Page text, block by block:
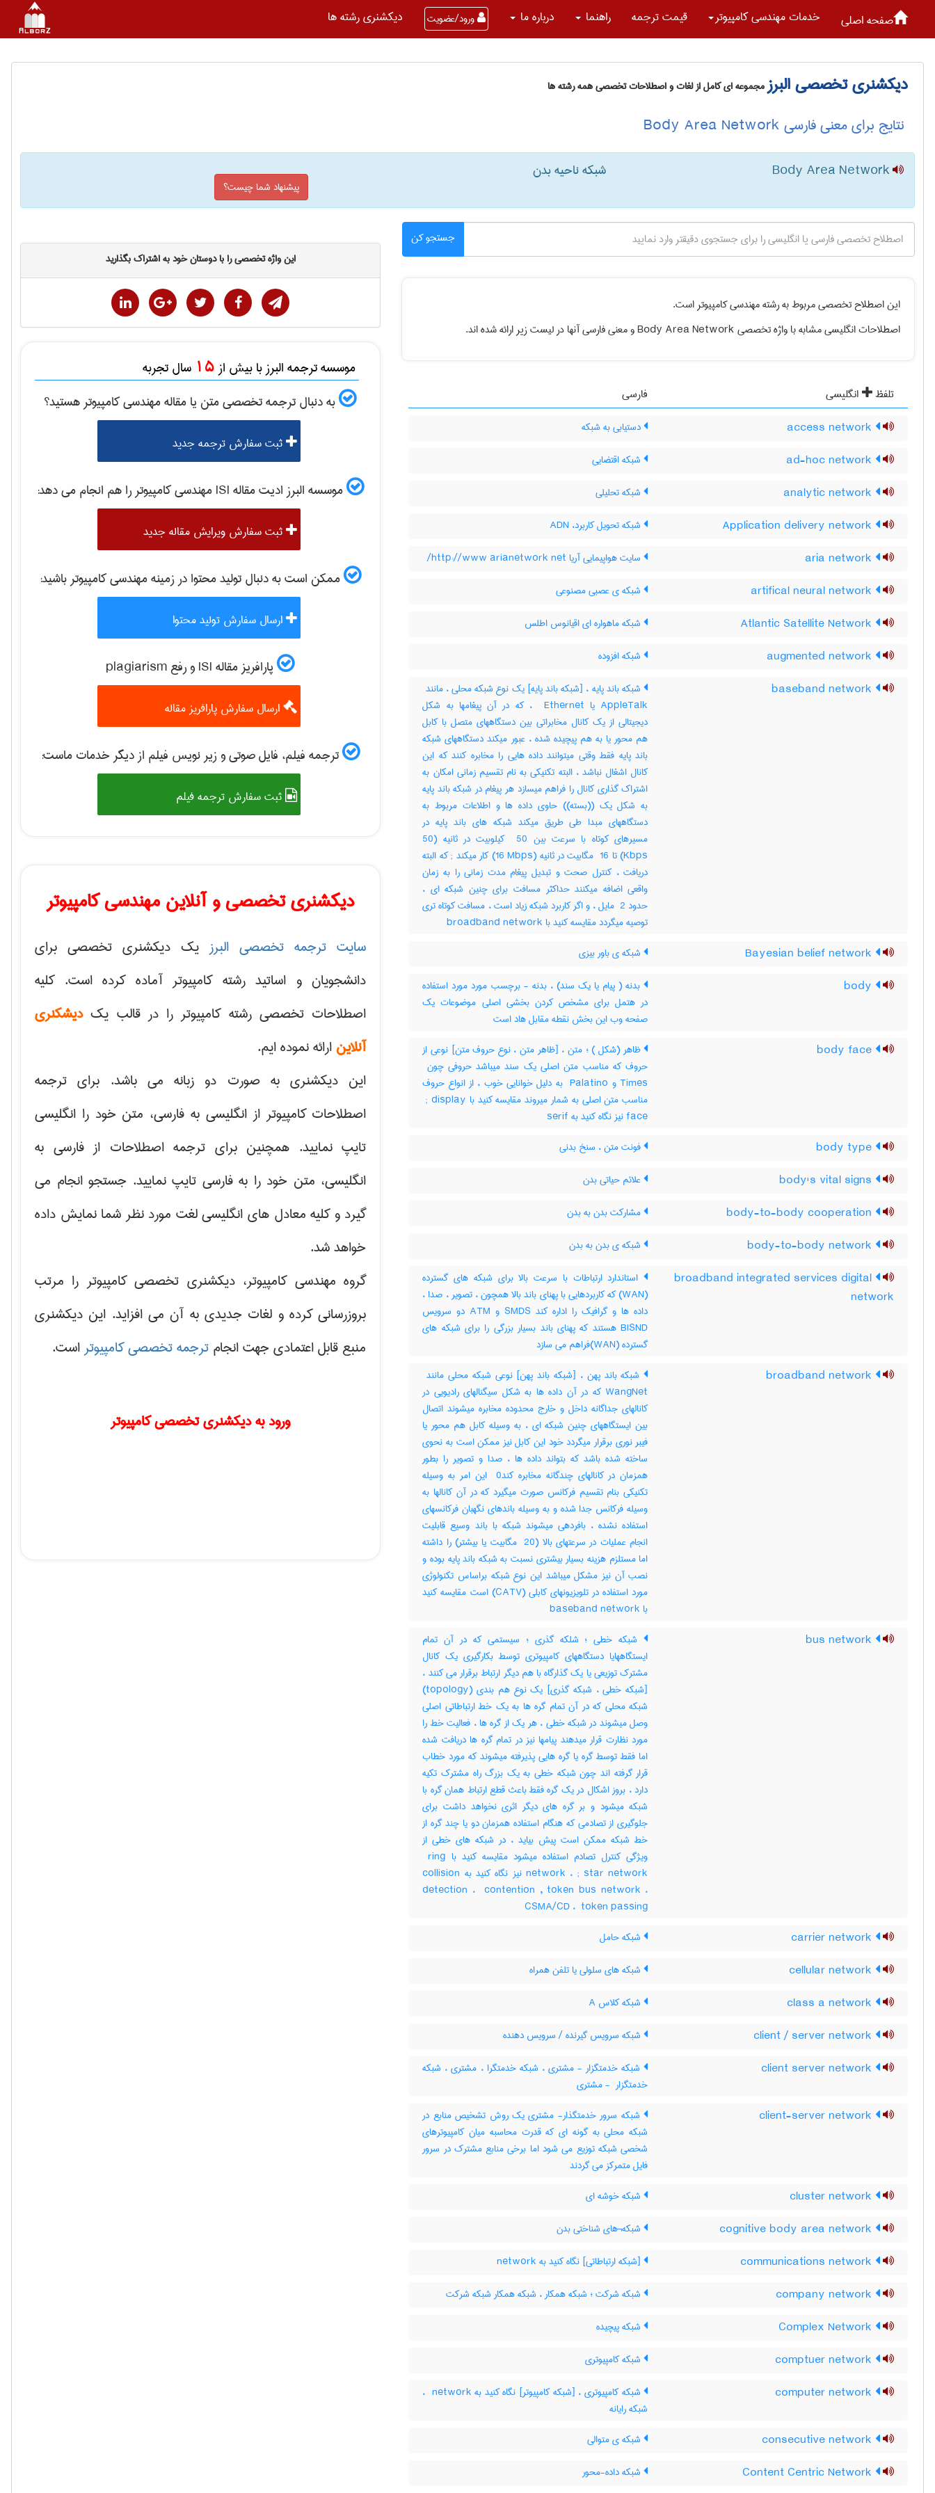
صفحه اصلی خدمات مهندسی كامپيوتر قیمت ترجمه راهنما درباره ما ورود/عضویت دیکشنری رشته ها
دیکشنری تخصصی البرزمجموعه ای کامل از لغات و اصطلاحات تخصصی همه رشته ها
نتایج برای معنی فارسی Body Area Network
Body Area Network شبکه ناحیه بدن
پیشنهاد شما چیست؟
جستجو کن
این اصطلاح تخصصی مربوط به رشتهمهندسی كامپيوتراست.
اصطلاحات انگلیسی مشابه با واژه تخصصیBody Area Networkو معنی فارسی آنها در لیست زیر ارائه شده اند.
تلفظ انگلیسی
فارسی
دستیابی به شبکه
شبکه اقتضایی
شبکه تحلیلی
شبکه تحویل کاربرد، ADN
سایت هواپیمایی آریا http://www arianetwork net/
شبکه ی عصبی مصنوعی
شبکه ماهواره ای اقیانوس اطلس
شبکه افزوده
AppleTalk یا ‎ Ethernet ، که در آن پیغامها به شکل
دیجیتالی از یک کانال مخابراتی بین دستگاههای متصل با کابل
هم محور یا به هم پیچیده شده ، عبور میکند دستگاههای شبکه
باند پایه فقط وقتی میتوانند داده هایی را مخابره کنند که این
کانال اشغال نباشد ، البته تکنیکی به نام تقسیم زمانی امکان به
اشتراک گذاری کانال را فراهم میسازد هر پیغام در شبکه باند پایه
به شکل یک ((بسته)) حاوی داده ها و اطلاعات مربوط به
دستگاههای مبدا طی طریق میکند شبکه های باند پایه در
مسیرهای کوتاه با سرعت بین ‎ 50 کیلوبیت در ثانیه (‎50
Kbps) تا ‎ 16 مگابیت در ثانیه (‎16 Mbps) کار میکند‎ ; که البته
دریافت ، کنترل صحت و تبدیل پیغام مدت زمانی را به زمان
واقعی اضافه میکنند حداکثر مسافت برای چنین شبکه ای ،
حدود ‎ 2 مایل ، و اگر کاربرد شبکه زیاد است ، مسافت کوتاه تری
توصیه میگردد مقایسه کنید با ‎ broadband network
شبکه ی باور بیزی
بدنه ( پیام یا یک سند) ، بدنه - برچسب مورد مورد استفاده
در هتمل برای مشخص کردن بخشی اصلی موضوعات یک
صفحه وب این بخش نقطه مقابل هاد است
ظاهر (شکل ) ؛ متن ، [ظاهر متن ، نوع حروف متن] نوعی از
Times و ‎ Palatino به دلیل خوانایی خوب ، از انواع حروف
مناسب متن اصلی به شمار میروند مقایسه کنید با ‎ ; display
face نیز نگاه کنید به ‎ serif
فونت متن ، سنخ بدنی
علائم حیاتی بدن
مشارکت بدن به بدن
شبکه ی بدن به بدن
broadband integrated services digital
network
استاندارد ارتباطات با سرعت بالا برای شبکه های گسترده
(WAN) که کاربردهایی با پهنای باند بالا همچون ، تصویر ، صدا ،
داده ها و گرافیک را اداره کند SMDS و ATM دو سرویس
BISND هستند که پهنای باند بسیار بزرگی را برای شبکه های
گسترده (WAN)فراهم می سازد
WangNet که در آن داده ها به شکل سیگنالهای رادیویی در
کانالهای جداگانه داخل و خارج محدوده مخابره میشوند اتصال
بین ایستگاههای چنین شبکه ای ، به وسیله کابل هم محور یا
فیبر نوری برقرار میگردد خود این کابل نیز ممکن است به نحوی
ساخته شده باشد که بتواند داده ها ، صدا و تصویر را بطور
همزمان در کانالهای چندگانه مخابره کند‎ 0 این امر به وسیله
تکنیکی بنام تقسیم فرکانس صورت میگیرد که در آن کانالها به
وسیله فرکانس جدا شده و به وسیله باندهای نگهبان فرکانسهای
استفاده نشده ، بافردهی میشوند شبکه با باند وسیع قابلیت
انجام عملیات در سرعتهای بالا (‎ 20 مگابیت یا بیشتر) را داشته
اما مستلزم هزینه بسیار بیشتری نسبت به شبکه باند پایه بوده و
نصب آن نیز مشکل میباشد این نوع شبکه براساس تکنولوژی
مورد استفاده در تلویزیونهای کابلی (‎CATV) است مقایسه کنید
با ‎ baseband network
شبکه خطی ؛ شلکه گذری ؛ سیستمی که در آن تمام
ایستگاههایا دستگاههای کامپیوتری توسط بکارگیری یک کانال
مشترک توزیعی یا یک گذارگاه با هم دیگر ارتباط برقرار می کنند ،
[شبکه خطی ، شبکه گذری] یک نوع هم بندی (‎topology)
شبکه محلی که در آن تمام گره ها به یک خط ارتباطاتی اصلی
وصل میشوند در شبکه خطی ، هر یک از گره ها ، فعالیت خط را
مورد نظارت قرار میدهند پیامها نیز در تمام گره ها دریافت شده
اما فقط توسط گره یا گره هایی پذیرفته میشوند که مورد خطاب
قرار گرفته اند چون شبکه خطی به یک بزرگ راه مشترک تکیه
دارد ، بروز اشکال در یک گره فقط باعث قطع ارتباط همان گره با
شبکه میشود و بر گره های دیگر اثری نخواهد داشت برای
جلوگیری از تصادمی که هنگام استفاده همزمان دو یا چند گره از
خط شبکه ممکن است پیش بیاید ، در شبکه های خطی از
ویژگی کنترل تصادم استفاده میشود مقایسه کنید با ‎ ring
network ، ‎; star network نیز نگاه کنید به ‎collision
detection ، ‎ contention , token bus network ،
‎CSMA/CD ، ‎ token passing
شبکه حامل
شبکه های سلولی یا تلفن همراه
شبکه کلاس A
شبکه سرویس گیرنده / سرویس دهنده
شبکه خدمتگزار - مشتری ، شبکه خدمتگرا ، مشتری ، شبکه
خدمتگزار ‎ - مشتری
شبکه سرور خدمتگذار- مشتری یک روش تشخیص منابع در
شبکه محلی به گونه ای که قدرت محاسبه میان کامپیوترهای
شخصی شبکه توزیع می شود اما برخی منابع مشترک در سرور
فایل متمرکز می گردند
شبکه خوشه ای
شبکه¬های شناختی بدن
[شبکه ارتباطاتی] نگاه کنید به ‎ network
شبکه شرکت ؛ شبکه همکار ، شبکه همکار شبکه شرکت
شبکه پیچیده
شبکه کامپیوتری
شبکه کامپیوتری ، [شبکه کامپیوتر] نگاه کنید به ‎ network ،
شبکه رایانه
شبکه ی متوالی
شبکه داده-محور
این واژه تخصصی را با دوستان خود به اشتراک بگذارید
موسسه ترجمه البرز با بیش از 15 سال تجربه
به دنبال ترجمه تخصصی متن یا مقالهمهندسی كامپيوترهستید؟
ثبت سفارش ترجمه جدید
موسسه البرز ادیت مقاله ISI مهندسی كامپيوتررا هم انجام می دهد:
ثبت سفارش ویرایش مقاله جدید
ممکن است به دنبال تولید محتوا در زمینهمهندسی كامپيوترباشید:
ارسال سفارش تولید محتوا
پارافریز مقاله ISI و رفع plagiarism
ارسال سفارش پارافریز مقاله
ترجمه فیلم، فایل صوتی و زیر نویس فیلم از دیگر خدمات ماست:
ثبت سفارش ترجمه فیلم
دیکشنری تخصصی و آنلاین مهندسی کامپیوتر
سایت ترجمه تخصصی البرزیک دیکشنری تخصصی برای
دانشجویان و اساتید رشته کامپیوتر آماده کرده است. کلیه
اصطلاحات تخصصی رشته کامپیوتر را در قالب یکدیشکنری
آنلاین ارائه نموده ایم.
این دیکشنری به صورت دو زبانه می باشد. برای ترجمه
اصطلاحات کامپیوتر از انگلیسی به فارسی، متن خود را انگلیسی
تایپ نمایید. همچنین برای ترجمه اصطلاحات از فارسی به
انگلیسی، متن خود را به فارسی تایپ نمایید. جستجو انجام می
گیرد و کلیه معادل های انگلیسی لغت مورد نظر شما نمایش داده
خواهد شد.
گروه مهندسی کامپیوتر، دیکشنری تخصصی کامپیوتر را مرتب
بروزرسانی کرده و لغات جدیدی به آن می افزاید. این دیکشنری
منبع قابل اعتمادی جهت انجام ترجمه تخصصی کامپیوتراست.
ورود به دیکشنری تخصصی کامپیوتر